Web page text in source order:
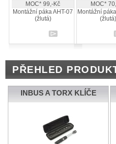
MOC* 99,-Kč
Montážní páka AHT-07
(žlutá)
MOC*
Montážní
(žlutá)
PŘEHLED
INBUS A TORX KLÍČE